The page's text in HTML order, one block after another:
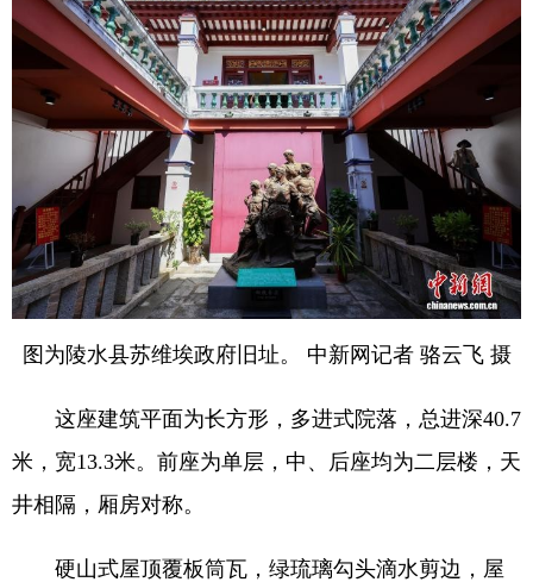
图为陵水县苏维埃政府旧址。 中新网记者 骆云飞 摄
这座建筑平面为长方形，多进式院落，总进深40.7
米，宽13.3米。前座为单层，中、后座均为二层楼，天
井相隔，厢房对称。
硬山式屋顶覆板筒瓦，绿琉璃勾头滴水剪边，屋